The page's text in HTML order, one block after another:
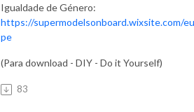
Igualdade de Género:
https://supermodelsonboard.wixsite.com/
pe
(Para download - DIY - Do it Yourself)
83